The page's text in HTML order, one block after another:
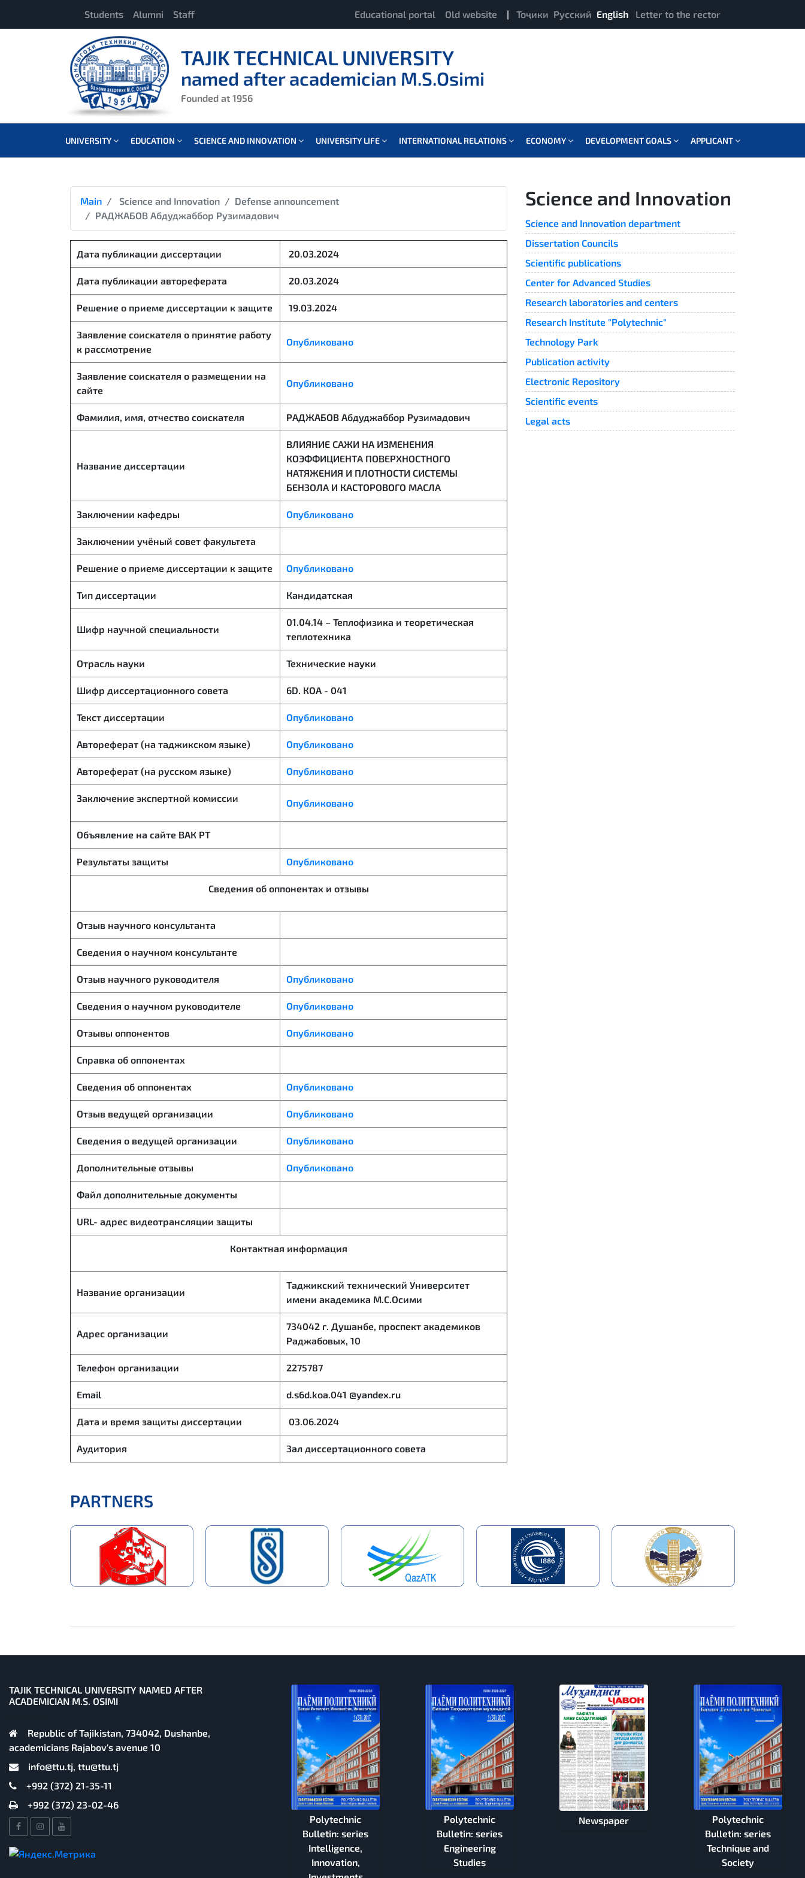
Students Alumni Staff Educational portal Old website | Тоҷики Русский English Letter to the rector
TAJIK TECHNICAL UNIVERSITY
named after academician M.S.Osimi
Founded at 1956
UNIVERSITY EDUCATION SCIENCE AND INNOVATION UNIVERSITY LIFE INTERNATIONAL RELATIONS ECONOMY DEVELOPMENT GOALS APPLICANT
Main Science and Innovation
Defense announcement
РАДЖАБОВ Абдуджаббор Рузимадович
Дата публикации диссертации 20.03.2024
Дата публикации автореферата 20.03.2024
Решение о приеме диссертации к защите 19.03.2024
Заявление соискателя о принятие работу
к рассмотрение
Опубликовано
Заявление соискателя о размещении на
сайте
Опубликовано
Фамилия, имя, отчество соискателя РАДЖАБОВ Абдуджаббор Рузимадович
Название диссертации
ВЛИЯНИЕ САЖИ НА ИЗМЕНЕНИЯ
КОЭФФИЦИЕНТА ПОВЕРХНОСТНОГО
НАТЯЖЕНИЯ И ПЛОТНОСТИ СИСТЕМЫ
БЕНЗОЛА И КАСТОРОВОГО МАСЛА
Заключении кафедры Опубликовано
Заключении учёный совет факультета
Решение о приеме диссертации к защите Опубликовано
Тип диссертации Кандидатская
Шифр научной специальности
01.04.14 – Теплофизика и теоретическая
теплотехника
Отрасль науки Технические науки
Шифр диссертационного совета 6D. КОА - 041
Текст диссертации Опубликовано
Автореферат (на таджикском языке) Опубликовано
Автореферат (на русском языке) Опубликовано
Заключение экспертной комиссии Опубликовано
Объявление на сайте ВАК РТ
Результаты защиты Опубликовано
Сведения об оппонентах и отзывы
Отзыв научного консультанта
Сведения о научном консультанте
Отзыв научного руководителя Опубликовано
Сведения о научном руководителе Опубликовано
Отзывы оппонентов Опубликовано
Справка об оппонентах
Сведения об оппонентах Опубликовано
Отзыв ведущей организации Опубликовано
Сведения о ведущей организации Опубликовано
Дополнительные отзывы Опубликовано
Файл дополнительные документы
URL- адрес видеотрансляции защиты
Контактная информация
Название организации
Таджикский технический Университет
имени академика М.С.Осими
Адрес организации
734042 г. Душанбе, проспект академиков
Раджабовых, 10
Телефон организации 2275787
Email d.s6d.koa.041 @yandex.ru
Дата и время защиты диссертации 03.06.2024
Аудитория Зал диссертационного совета
Science and Innovation
Science and Innovation department
Dissertation Councils
Scientific publications
Center for Advanced Studies
Research laboratories and centers
Research Institute "Polytechnic"
Technology Park
Publication activity
Electronic Repository
Scientific events
Legal acts
PARTNERS
TAJIK TECHNICAL UNIVERSITY NAMED AFTER
ACADEMICIAN M.S. OSIMI
Republic of Tajikistan, 734042, Dushanbe,
academicians Rajabov's avenue 10
info@ttu.tj, ttu@ttu.tj
+992 (372) 21-35-11
+992 (372) 23-02-46
Polytechnic
Bulletin: series
Intelligence,
Innovation,
Polytechnic
Bulletin: series
Engineering
Studies
Newspaper
Polytechnic
Bulletin: series
Technique and
Society